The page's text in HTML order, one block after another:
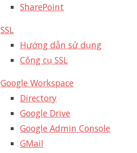
SharePoint
SSL
Hướng dẫn sử dụng
Công cụ SSL
Google Workspace
Directory
Google Drive
Google Admin Console
GMail